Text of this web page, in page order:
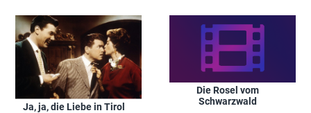
Ja, ja, die Liebe in Tirol
Die Rosel vom
Schwarzwald